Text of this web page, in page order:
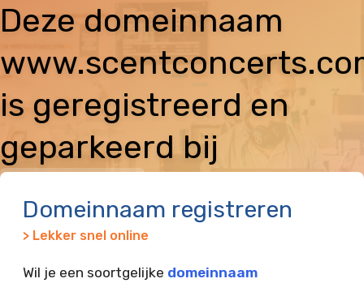
Deze domeinnaam
is geregistreerd en
geparkeerd bij
Domeinnaam registreren
> Lekker snel online
Wil je een soortgelijke domeinnaam